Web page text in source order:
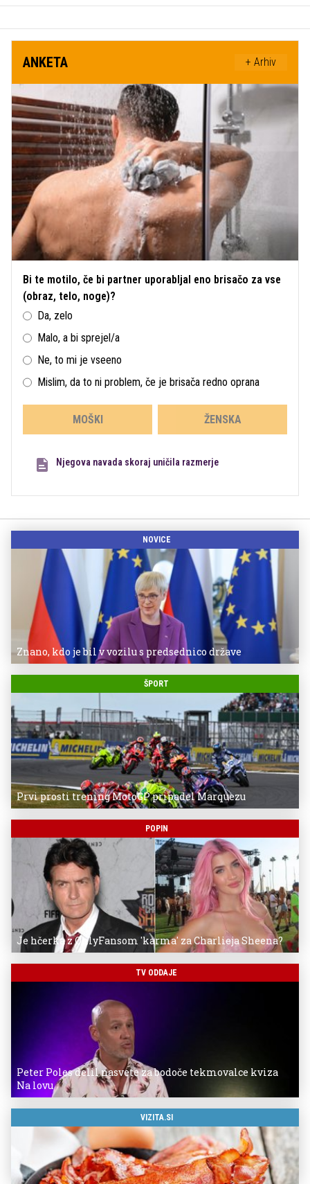
ANKETA + Arhiv
Bi te motilo, če bi partner uporabljal eno brisačo za vse
(obraz, telo, noge)?
Da, zelo
Malo, a bi sprejel/a
Ne, to mi je vseeno
Mislim, da to ni problem, če je brisača redno oprana
MOŠKI ŽENSKA
Njegova navada skoraj uničila razmerje
NOVICE
Znano, kdo je bil v vozilu s predsednico države
ŠPORT
Prvi prosti trening MotoGP pripadel Marquezu
POPIN
Je hčerka z OnlyFansom 'karma' za Charlieja Sheena?
TV ODDAJE
Peter Poles delil nasvete za bodoče tekmovalce kviza
Na lovu
VIZITA.SI